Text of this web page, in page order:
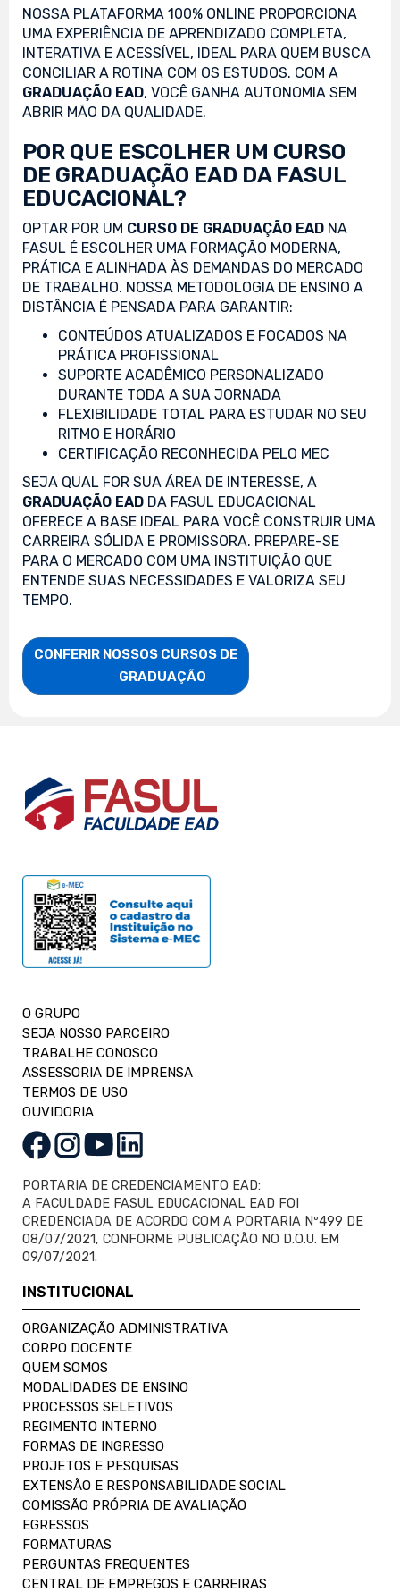
NOSSA PLATAFORMA 100% ONLINE PROPORCIONA
UMA EXPERIÊNCIA DE APRENDIZADO COMPLETA,
INTERATIVA E ACESSÍVEL, IDEAL PARA QUEM BUSCA
CONCILIAR A ROTINA COM OS ESTUDOS. COM A
GRADUAÇÃO EAD, VOCÊ GANHA AUTONOMIA SEM
ABRIR MÃO DA QUALIDADE.
POR QUE ESCOLHER UM CURSO
DE GRADUAÇÃO EAD DA FASUL
EDUCACIONAL?
OPTAR POR UM CURSO DE GRADUAÇÃO EAD NA
FASUL É ESCOLHER UMA FORMAÇÃO MODERNA,
PRÁTICA E ALINHADA ÀS DEMANDAS DO MERCADO
DE TRABALHO. NOSSA METODOLOGIA DE ENSINO A
DISTÂNCIA É PENSADA PARA GARANTIR:
CONTEÚDOS ATUALIZADOS E FOCADOS NA
PRÁTICA PROFISSIONAL
SUPORTE ACADÊMICO PERSONALIZADO
DURANTE TODA A SUA JORNADA
FLEXIBILIDADE TOTAL PARA ESTUDAR NO SEU
RITMO E HORÁRIO
CERTIFICAÇÃO RECONHECIDA PELO MEC
SEJA QUAL FOR SUA ÁREA DE INTERESSE, A
GRADUAÇÃO EAD DA FASUL EDUCACIONAL
OFERECE A BASE IDEAL PARA VOCÊ CONSTRUIR UMA
CARREIRA SÓLIDA E PROMISSORA. PREPARE-SE
PARA O MERCADO COM UMA INSTITUIÇÃO QUE
ENTENDE SUAS NECESSIDADES E VALORIZA SEU
TEMPO.
CONFERIR NOSSOS CURSOS DE
                    GRADUAÇÃO
O GRUPO
SEJA NOSSO PARCEIRO
TRABALHE CONOSCO
ASSESSORIA DE IMPRENSA
TERMOS DE USO
OUVIDORIA
PORTARIA DE CREDENCIAMENTO EAD:
A FACULDADE FASUL EDUCACIONAL EAD FOI
CREDENCIADA DE ACORDO COM A PORTARIA Nº499 DE
08/07/2021, CONFORME PUBLICAÇÃO NO D.O.U. EM
09/07/2021.
INSTITUCIONAL
ORGANIZAÇÃO ADMINISTRATIVA
CORPO DOCENTE
QUEM SOMOS
MODALIDADES DE ENSINO
PROCESSOS SELETIVOS
REGIMENTO INTERNO
FORMAS DE INGRESSO
PROJETOS E PESQUISAS
EXTENSÃO E RESPONSABILIDADE SOCIAL
COMISSÃO PRÓPRIA DE AVALIAÇÃO
EGRESSOS
FORMATURAS
PERGUNTAS FREQUENTES
CENTRAL DE EMPREGOS E CARREIRAS